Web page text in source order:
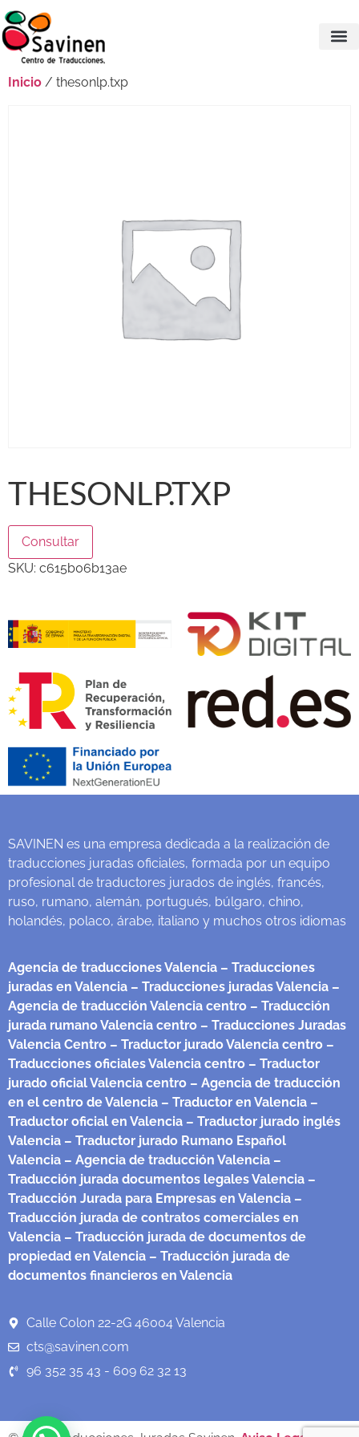
Inicio / thesonlp.txp
THESONLP.TXP
Consultar
SKU: c615b06b13ae
SAVINEN es una empresa dedicada a la realización de
traducciones juradas oficiales, formada por un equipo
profesional de traductores jurados de inglés, francés,
ruso, rumano, alemán, portugués, búlgaro, chino,
holandés, polaco, árabe, italiano y muchos otros idiomas
Agencia de traducciones Valencia – Traducciones
juradas en Valencia – Traducciones juradas Valencia –
Agencia de traducción Valencia centro – Traducción
jurada rumano Valencia centro – Traducciones Juradas
Valencia Centro – Traductor jurado Valencia centro –
Traducciones oficiales Valencia centro – Traductor
jurado oficial Valencia centro – Agencia de traducción
en el centro de Valencia – Traductor en Valencia –
Traductor oficial en Valencia – Traductor jurado inglés
Valencia – Traductor jurado Rumano Español
Valencia – Agencia de traducción Valencia –
Traducción jurada documentos legales Valencia –
Traducción Jurada para Empresas en Valencia –
Traducción jurada de contratos comerciales en
Valencia – Traducción jurada de documentos de
propiedad en Valencia – Traducción jurada de
documentos financieros en Valencia
Calle Colon 22-2G 46004 Valencia
cts@savinen.com
96 352 35 43 - 609 62 32 13